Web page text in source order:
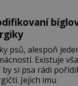
psů, alespoň
Existuje
si psa rádi
Jejich imu